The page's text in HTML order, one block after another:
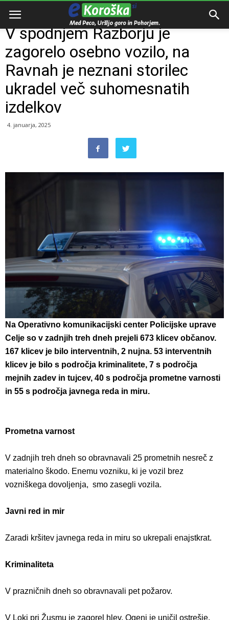
Domov
V spodnjem Razborju je
zagorelo osebno vozilo, na
Ravnah je neznani storilec
ukradel več suhomesnatih
izdelkov
4. januarja, 2025
Na Operativno komunikacijski center Policijske uprave
Celje so v zadnjih treh dneh prejeli 673 klicev občanov.
167 klicev je bilo interventnih, 2 nujna. 53 interventnih
klicev je bilo s področja kriminalitete, 7 s področja
mejnih zadev in tujcev, 40 s področja prometne varnosti
in 55 s področja javnega reda in miru.
Prometna varnost
V zadnjih treh dneh so obravnavali 25 prometnih nesreč z
materialno škodo. Enemu vozniku, ki je vozil brez
vozniškega dovoljenja, smo zasegli vozila.
Javni red in mir
Zaradi kršitev javnega reda in miru so ukrepali enajstkrat.
Kriminaliteta
V prazničnih dneh so obravnavali pet požarov.
V Loki pri Žusmu je zagorel hlev. Ogenj je uničil ostrešje,